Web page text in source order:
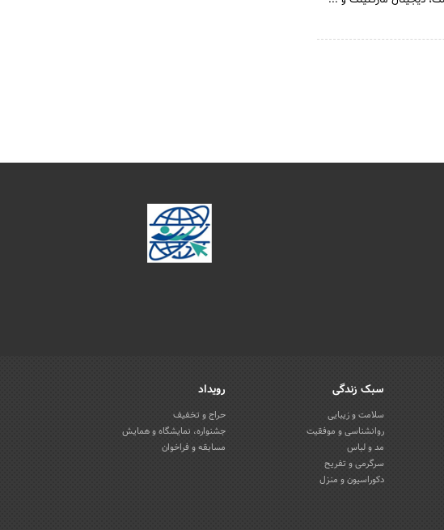
سبک زندگی
سلامت و زیبایی
روانشناسی و موفقیت
مد و لباس
سرگرمی و تفریح
دکوراسیون و منزل
رویداد
حراج و تخفیف
جشنواره، نمایشگاه و همایش
مسابقه و فراخوان